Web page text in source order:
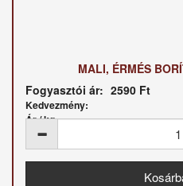
MALI, ÉRMÉS
Fogyasztói ár: 2590 Ft
Kedvezmény:
Ár / kg: